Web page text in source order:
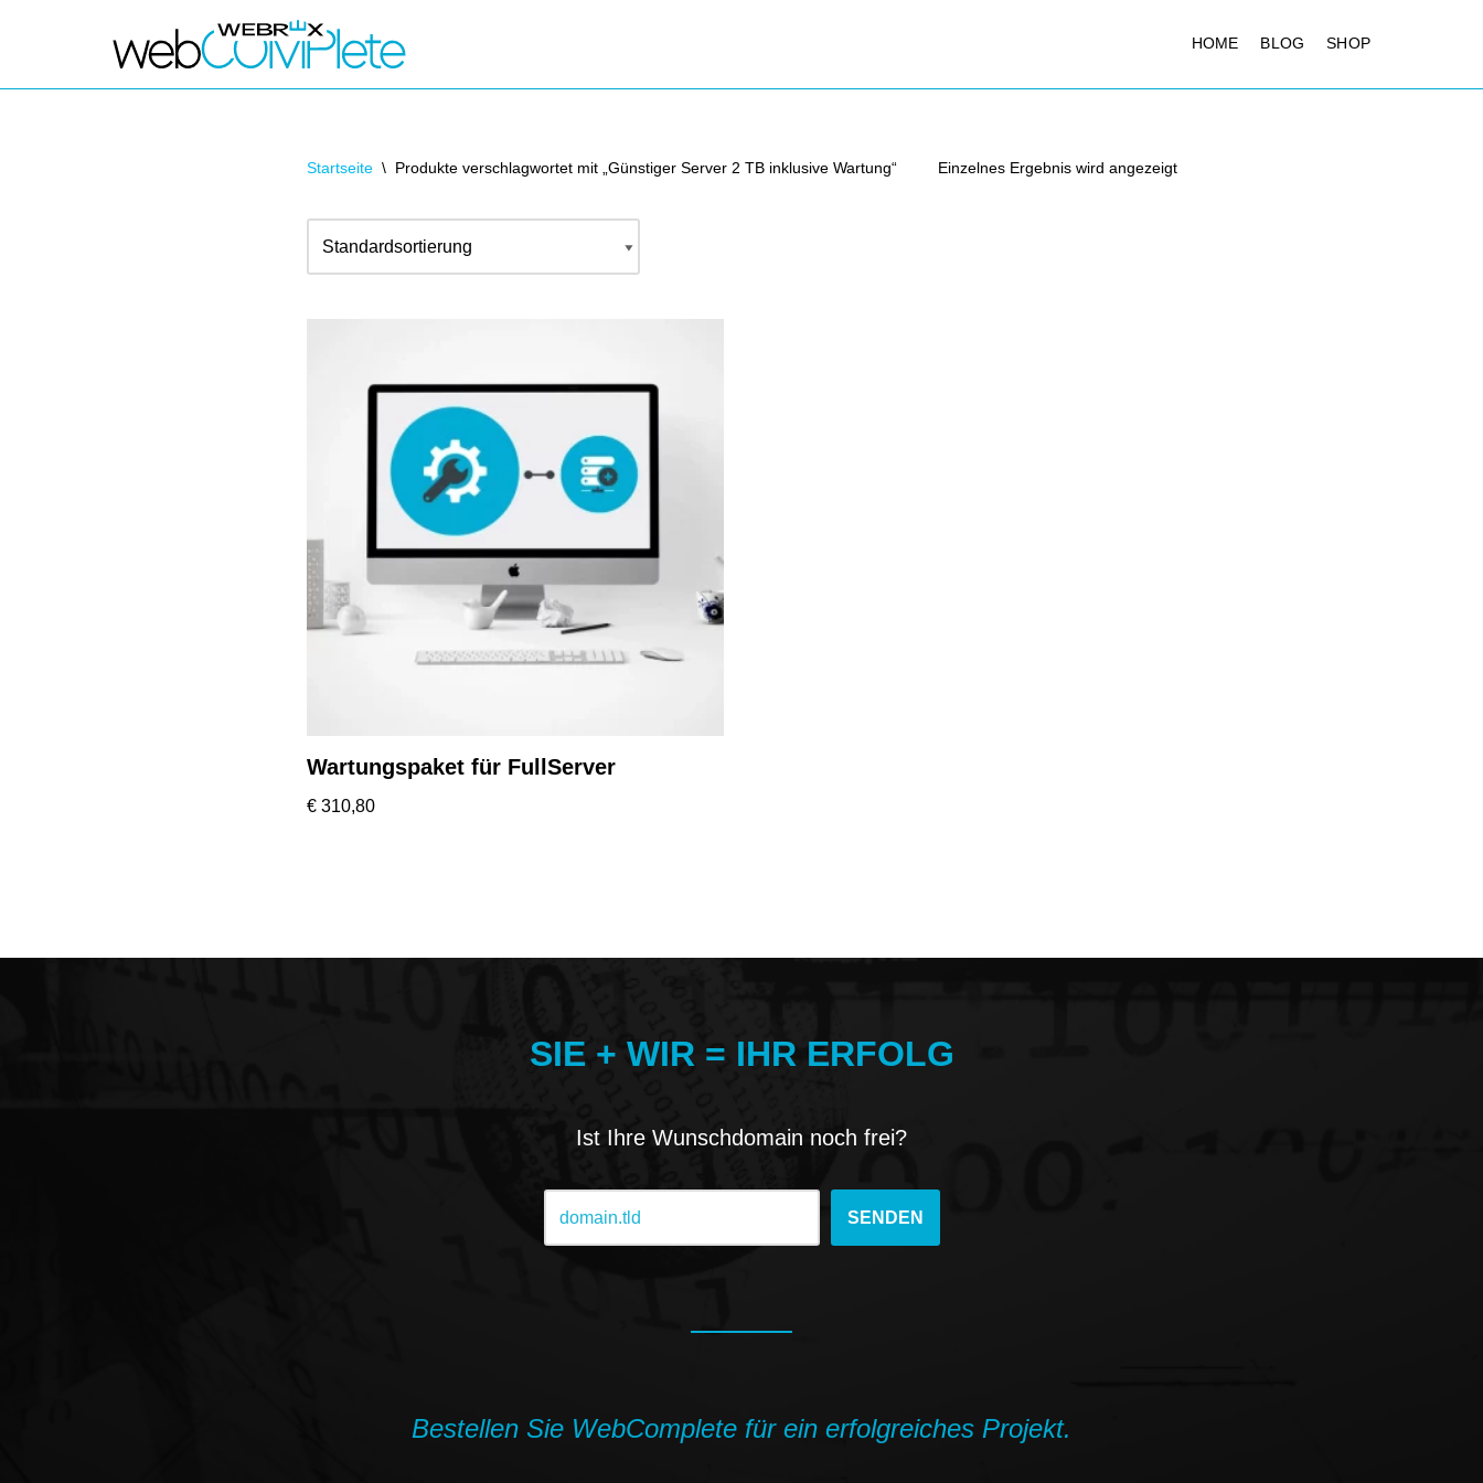
Inhalt
HOME BLOG SHOP
Startseite \ Produkte verschlagwortet mit „Günstiger Server 2 TB inklusive Wartung“ Einzelnes Ergebnis wird angezeigt
Wartungspaket für FullServer
€310,80
SIE + WIR = IHR ERFOLG
Ist Ihre Wunschdomain noch frei?
Bestellen Sie WebComplete für ein erfolgreiches Projekt.